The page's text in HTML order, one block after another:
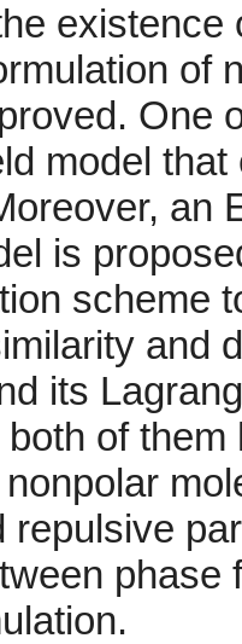
of
One
model
an
is
scheme
and
its
of
repulsive
phase